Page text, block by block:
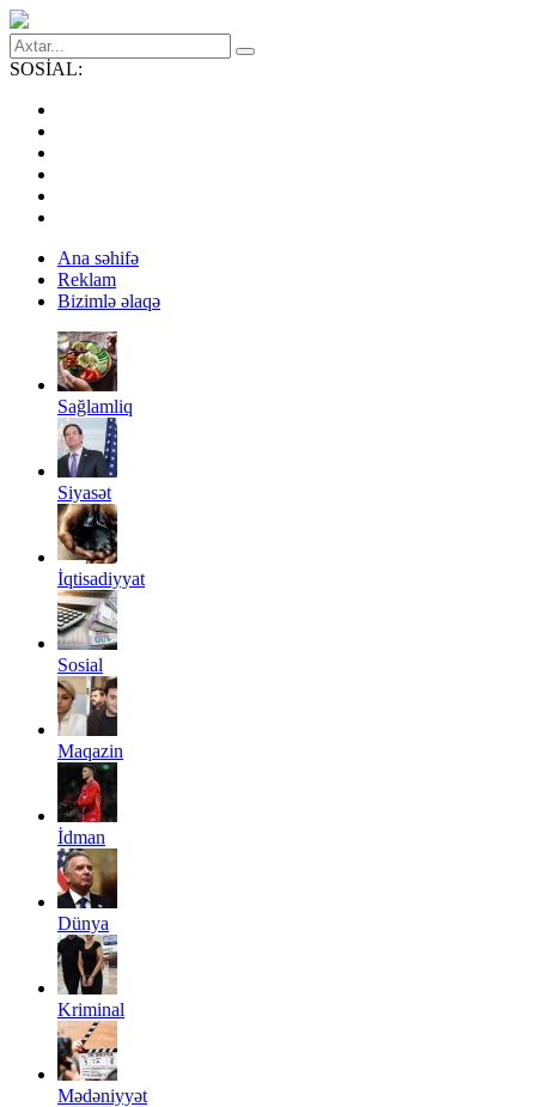
SOSİAL:
Ana səhifə
Reklam
Bizimlə əlaqə
Sağlamliq
Siyasət
İqtisadiyyat
Sosial
Maqazin
İdman
Dünya
Kriminal
Mədəniyyət